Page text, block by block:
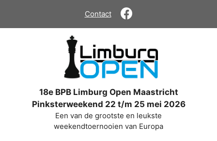
de
Contact
18e BPB Limburg Open Maastricht
Pinksterweekend 22 t/m 25 mei 2026
Een van de grootste en leukste
weekendtoernooien van Europa